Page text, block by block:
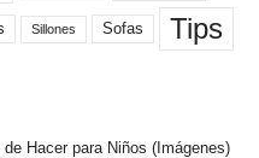
Sillones Sofas Tips
Hacer para Niños (Imágenes)